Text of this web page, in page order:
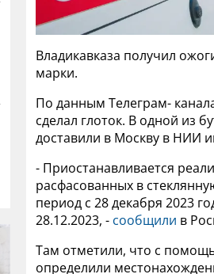
Владикавказа получил
марки.
По данным Телеграм-
сделал глоток. В одной из
доставили в Москву в НИИ
- Приостанавливается
расфасованных в
период с 28 декабря 2023
28.12.2023, - сообщили в
Там отметили, что с
определили